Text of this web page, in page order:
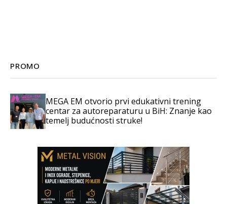
PROMO
MEGA EM otvorio prvi edukativni trening
centar za autoreparaturu u BiH: Znanje kao
temelj budućnosti struke!